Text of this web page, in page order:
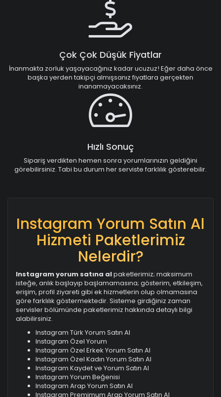
Çok Çok Düşük Fiyatlar
İnanmakta zorluk yaşayacağınız kadar ucuzuz! Eğer daha önce
başka yerden takipçi almışsanız fiyatlara gerçekten
inanamayacaksınız.
Hızlı Sonuç
Sipariş verdikten hemen sonra yorumlarınızın geldiğini
görebilirsiniz. Tabi bu durum her serviste farklılık gösterebilir.
Instagram Yorum Satın Al
Hizmeti Paketlerimiz
Nelerdir?
Instagram yorum satına alpaketlerimiz; maksimum
isteğe, anlık başlayıp başlamamasına; gösterim, etkileşim,
erişim, profil ziyareti gibi ek hizmetlerin olup olmamasına
göre farklılık göstermektedir. Sisteme girdiğiniz zaman
servisler bölümünde paketlerimiz hakkında detaylı bilgi
alabilirsiniz.
Instagram Türk Yorum Satın Al
Instagram Özel Yorum
Instagram Özel Erkek Yorum Satın Al
Instagram Özel Kadın Yorum Satın Al
Instagram Kaydet ve Yorum Satın Al
Instagram Yorum Beğenisi
Instagram Arap Yorum Satın Al
Instagram Premimum Arap Yorum Satın Al